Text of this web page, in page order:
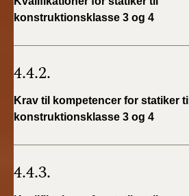
konstruktionsklasse 3 og 4
4.4.2.
Krav til kompetencer for statiker til
konstruktionsklasse 3 og 4
4.4.3.